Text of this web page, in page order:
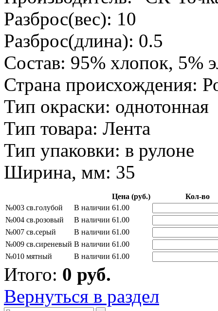
Разброс(вес): 10
Разброс(длина): 0.5
Состав: 95% хлопок, 5%
Страна происхождения:
Тип окраски: однотонная
Тип товара: Лента
Тип упаковки: в рулоне
Ширина, мм: 35
Цена (руб.)
Кол-во
№003 св.голубой
В наличии 61.00
№004 св.розовый
В наличии 61.00
№007 св.серый
В наличии 61.00
№009 св.сиреневый В наличии 61.00
№010 мятный
В наличии 61.00
Итого: 0 руб.
Вернуться в раздел